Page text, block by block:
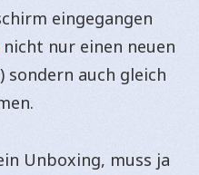
eingegangen
nicht nur einen neuen
sondern auch gleich
Unboxing, muss ja